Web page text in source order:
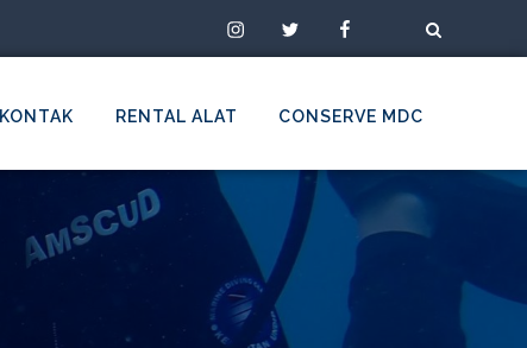
InstagramTwitterFacebookTikTok
KONTAK RENTAL ALAT CONSERVE MDC